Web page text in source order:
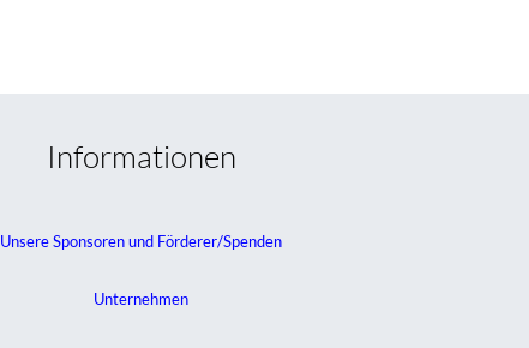
Informationen
Unsere Sponsoren und Förderer/Spenden
Unternehmen